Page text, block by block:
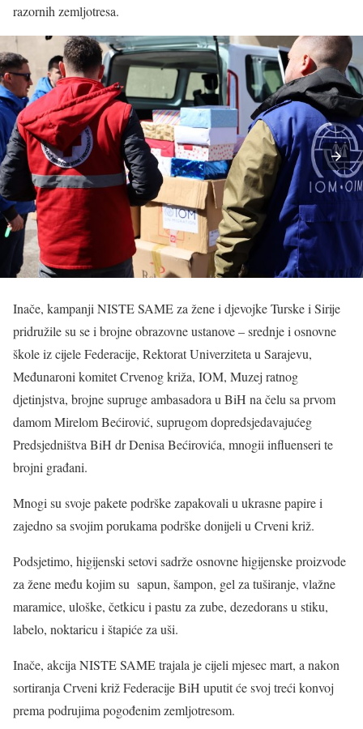
razornih zemljotresa.
Inače, kampanji NISTE SAME za žene i djevojke Turske i Sirije
pridružile su se i brojne obrazovne ustanove – srednje i osnovne
škole iz cijele Federacije, Rektorat Univerziteta u Sarajevu,
Međunaroni komitet Crvenog križa, IOM, Muzej ratnog
djetinjstva, brojne supruge ambasadora u BiH na čelu sa prvom
damom Mirelom Bećirović, suprugom dopredsjedavajućeg
Predsjedništva BiH dr Denisa Bećirovića, mnogii influenseri te
brojni građani.
Mnogi su svoje pakete podrške zapakovali u ukrasne papire i
zajedno sa svojim porukama podrške donijeli u Crveni križ.
Podsjetimo, higijenski setovi sadrže osnovne higijenske proizvode
za žene među kojim su sapun, šampon, gel za tuširanje, vlažne
maramice, uloške, četkicu i pastu za zube, dezedorans u stiku,
labelo, noktaricu i štapiće za uši.
Inače, akcija NISTE SAME trajala je cijeli mjesec mart, a nakon
sortiranja Crveni križ Federacije BiH uputit će svoj treći konvoj
prema podrujima pogođenim zemljotresom.